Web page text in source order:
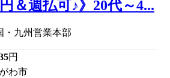
＆週払可♪》20代～4...
・九州営業本部
円
わ市